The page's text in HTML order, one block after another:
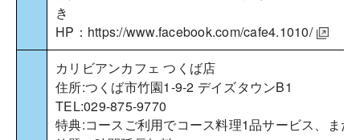
き
HP： https://www.facebook.com/cafe4.1010/
カリビアンカフェ つくば店
住所:つくば市竹園1-9-2 デイズタウンB1
TEL:029-875-9770
特典:コースご利用でコース料理1品サービス、また